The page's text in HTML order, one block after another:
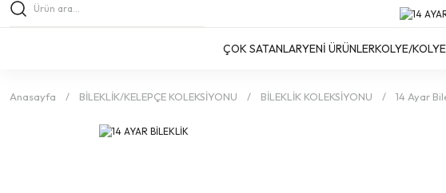
ÇOK SATANLARYENİ ÜRÜNLERKOLYE/
Anasayfa BİLEKLİK/KELEPÇE KOLEKSİYONU BİLEKLİK KOLEKSİYONU 14 Ayar